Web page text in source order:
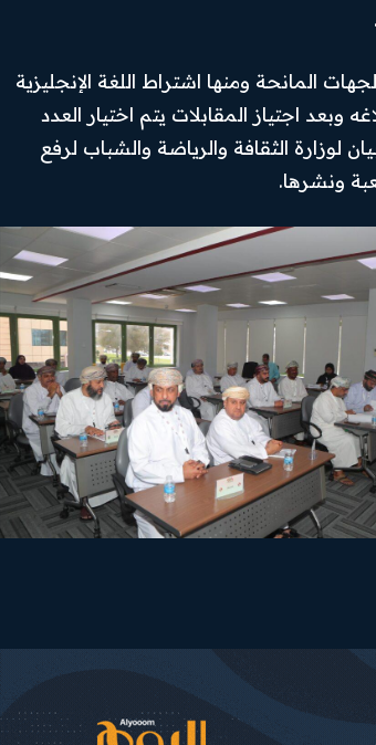
المانحة ومنها اشتراط اللغة الإنجليزية
اجتياز المقابلات يتم اختيار العدد
الثقافة والرياضة والشباب لرفع
ونشرها.